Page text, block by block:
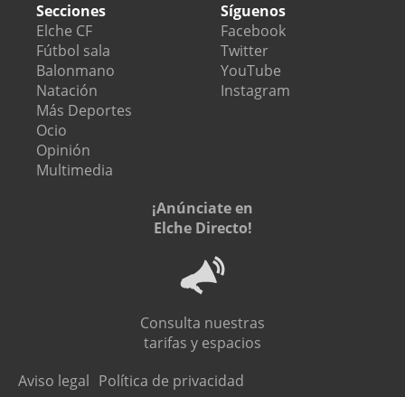
Secciones
Elche CF
Fútbol sala
Balonmano
Natación
Más Deportes
Ocio
Opinión
Multimedia
Síguenos
Facebook
Twitter
YouTube
Instagram
¡Anúnciate en
Elche Directo!
Consulta nuestras
tarifas y espacios
Aviso legal Política de privacidad